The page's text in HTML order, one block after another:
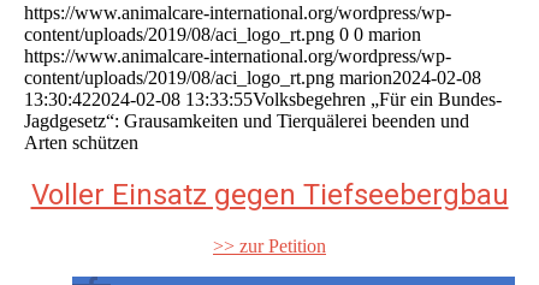
https://www.animalcare-international.org/wordpress/wp-
content/uploads/2019/08/aci_logo_rt.png 0 0 marion
https://www.animalcare-international.org/wordpress/wp-
content/uploads/2019/08/aci_logo_rt.png marion2024-02-08
13:30:422024-02-08 13:33:55Volksbegehren „Für ein Bundes-
Jagdgesetz“: Grausamkeiten und Tierquälerei beenden und
Arten schützen
Voller Einsatz gegen Tiefseebergbau
>> zur Petition